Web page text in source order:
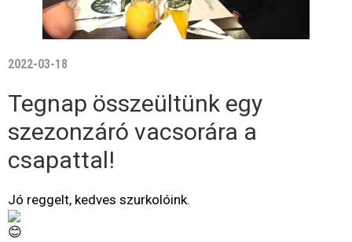
2022-03-18
Tegnap összeültünk egy
szezonzáró vacsorára a
csapattal!
Jó reggelt, kedves szurkolóink.